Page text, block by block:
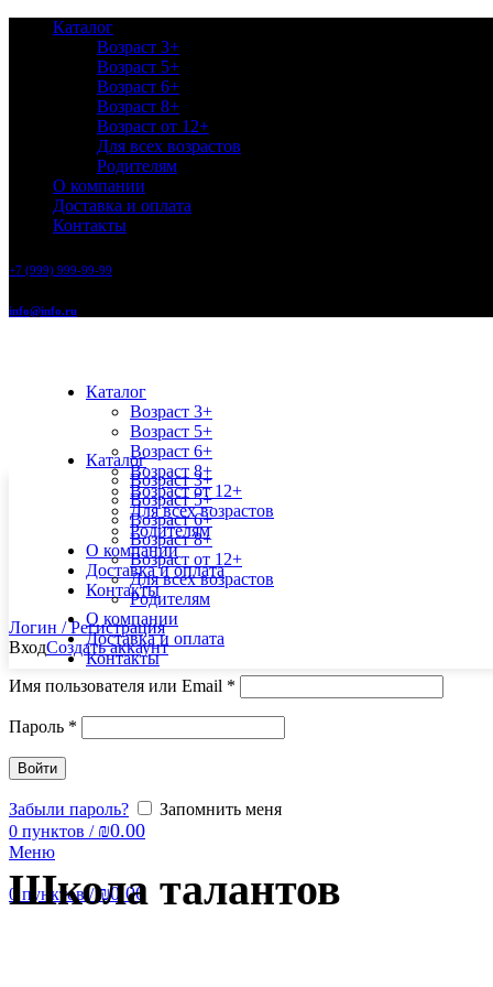
Каталог
Возраст 3+
Возраст 5+
Возраст 6+
Возраст 8+
Возраст от 12+
Для всех возрастов
Родителям
О компании
Доставка и оплата
Контакты
+7 (999) 999-99-99
info@info.ru
Каталог
Возраст 3+
Возраст 5+
Возраст 6+
Возраст 8+
Возраст от 12+
Для всех возрастов
Родителям
О компании
Доставка и оплата
Контакты
Логин / Регистрация
ВходСоздать аккаунт
Имя пользователя или Email *
Пароль *
Войти
Забыли пароль?
Запомнить меня
0 пунктов / ₪0.00
Меню
0 пунктов / ₪0.00
Каталог
Возраст 3+
Возраст 5+
Возраст 6+
Возраст 8+
Возраст от 12+
Для всех возрастов
Родителям
О компании
Доставка и оплата
Контакты
Школа талантов